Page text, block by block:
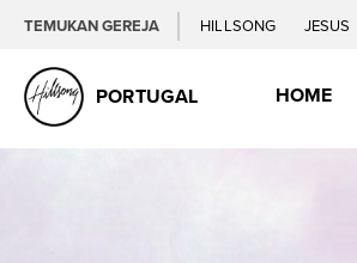
TEMUKAN GEREJA HILLSONG JESUS
PORTUGAL HOME